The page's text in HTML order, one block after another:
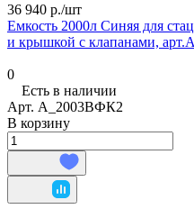
36 940 р./шт
Емкость 2000л Синяя для
и крышкой с клапанами,
0
Есть в наличии
Арт. А_2003ВФК2
В корзину